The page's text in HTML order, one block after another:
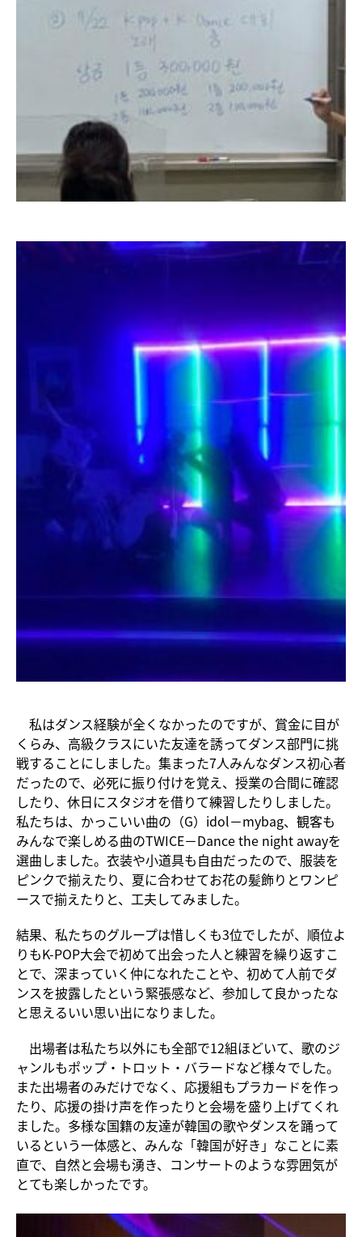
私はダンス経験が全くなかったのですが、賞金に目が
くらみ、高級クラスにいた友達を誘ってダンス部門に挑
戦することにしました。集まった7人みんなダンス初心者
だったので、必死に振り付けを覚え、授業の合間に確認
したり、休日にスタジオを借りて練習したりしました。
私たちは、かっこいい曲の（G）idol－mybag、観客も
みんなで楽しめる曲のTWICE－Dance the night awayを
選曲しました。衣装や小道具も自由だったので、服装を
ピンクで揃えたり、夏に合わせてお花の髪飾りとワンピ
ースで揃えたりと、工夫してみました。
結果、私たちのグループは惜しくも3位でしたが、順位よ
りもK-POP大会で初めて出会った人と練習を繰り返すこ
とで、深まっていく仲になれたことや、初めて人前でダ
ンスを披露したという緊張感など、参加して良かったな
と思えるいい思い出になりました。
出場者は私たち以外にも全部で12組ほどいて、歌のジ
ャンルもポップ・トロット・バラードなど様々でした。
また出場者のみだけでなく、応援組もプラカードを作っ
たり、応援の掛け声を作ったりと会場を盛り上げてくれ
ました。多様な国籍の友達が韓国の歌やダンスを踊って
いるという一体感と、みんな「韓国が好き」なことに素
直で、自然と会場も湧き、コンサートのような雰囲気が
とても楽しかったです。